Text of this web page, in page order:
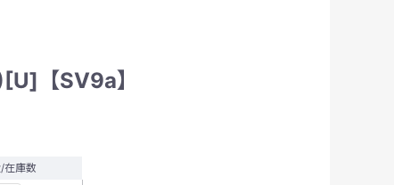
【SV9a】
在庫数